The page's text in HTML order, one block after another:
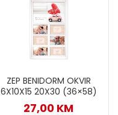
ZEP BENIDORM OKVIR
6X10X15 20X30 (36×58)
27,00 KM